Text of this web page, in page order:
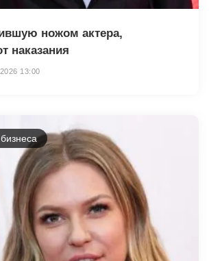
ножом актера,
наказания
13:00